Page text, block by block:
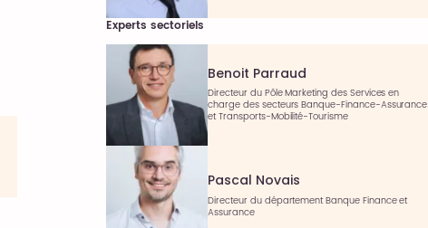
Experts sectoriels
Benoit Parraud
Directeur du Pôle Marketing des Services en
charge des secteurs Banque-Finance-Assurance
et Transports-Mobilité-Tourisme
Pascal Novais
Directeur du département Banque Finance et
Assurance